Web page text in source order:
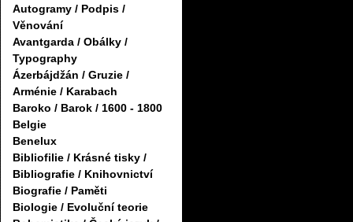
Autogramy / Podpis /
Věnování
Avantgarda / Obálky /
Typography
Ázerbájdžán / Gruzie /
Arménie / Karabach
Baroko / Barok / 1600 - 1800
Belgie
Benelux
Bibliofilie / Krásné tisky /
Bibliografie / Knihovnictví
Biografie / Paměti
Biologie / Evoluční teorie